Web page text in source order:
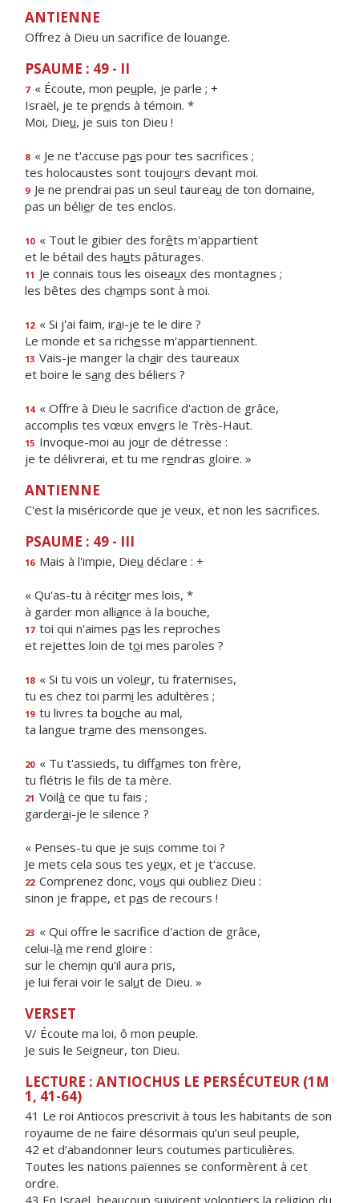
ANTIENNE
Offrez à Dieu un sacrifice de louange.
PSAUME : 49 - II
7 « Écoute, mon peuple, je parle ; +
Israël, je te prends à témoin. *
Moi, Dieu, je suis ton Dieu !
8 « Je ne t'accuse pas pour tes sacrifices ;
tes holocaustes sont toujours devant moi.
9 Je ne prendrai pas un seul taureau de ton domaine,
pas un bélier de tes enclos.
10 « Tout le gibier des forêts m'appartient
et le bétail des hauts pâturages.
11 Je connais tous les oiseaux des montagnes ;
les bêtes des champs sont à moi.
12 « Si j'ai faim, irai-je te le dire ?
Le monde et sa richesse m'appartiennent.
13 Vais-je manger la chair des taureaux
et boire le sang des béliers ?
14 « Offre à Dieu le sacrifce d'action de grâce,
accomplis tes vœux envers le Très-Haut.
15 Invoque-moi au jour de détresse :
je te délivrerai, et tu me rendras gloire. »
ANTIENNE
C'est la miséricorde que je veux, et non les sacrifices.
PSAUME : 49 - III
16 Mais à l'impie, Dieu déclare : +
« Qu'as-tu à réciter mes lois, *
à garder mon alliance à la bouche,
17 toi qui n'aimes pas les reproches
et rejettes loin de toi mes paroles ?
18 « Si tu vois un voleur, tu fraternises,
tu es chez toi parmi les adultères ;
19 tu livres ta bouche au mal,
ta langue trame des mensonges.
20 « Tu t'assieds, tu diffames ton frère,
tu flétris le fls de ta mère.
21 Voilà ce que tu fais ;
garderai-je le silence ?
« Penses-tu que je suis comme toi ?
Je mets cela sous tes yeux, et je t'accuse.
22 Comprenez donc, vous qui oubliez Dieu :
sinon je frappe, et pas de recours !
23 « Qui offre le sacrifce d'action de grâce,
celui-là me rend gloire :
sur le chemin qu'il aura pris,
je lui ferai voir le salut de Dieu. »
VERSET
V/ Écoute ma loi, ô mon peuple.
Je suis le Seigneur, ton Dieu.
LECTURE : ANTIOCHUS LE PERSÉCUTEUR (1M
1, 41-64)
41 Le roi Antiocos prescrivit à tous les habitants de son
royaume de ne faire désormais qu’un seul peuple,
42 et d’abandonner leurs coutumes particulières.
Toutes les nations païennes se conformèrent à cet
ordre.
43 En Israël, beaucoup suivirent volontiers la religion du